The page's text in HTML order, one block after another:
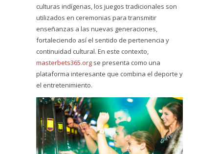
culturas indígenas, los juegos tradicionales son
utilizados en ceremonias para transmitir
enseñanzas a las nuevas generaciones,
fortaleciendo así el sentido de pertenencia y
continuidad cultural. En este contexto,
masterbets365.org se presenta como una
plataforma interesante que combina el deporte y
el entretenimiento.